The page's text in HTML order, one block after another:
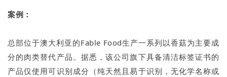
案例：
总部位于澳大利亚的Fable Food生产一系列以香菇为主要成
分的肉类替代产品。据悉，该公司旗下具备清洁标签证书的
产品仅使用可识别成分（纯天然且易于识别，无化学名称或